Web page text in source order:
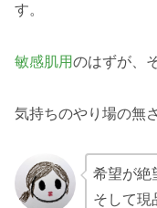
す。
敏感肌用のはずが、
気持ちのやり場の無
希望が絶
そして現